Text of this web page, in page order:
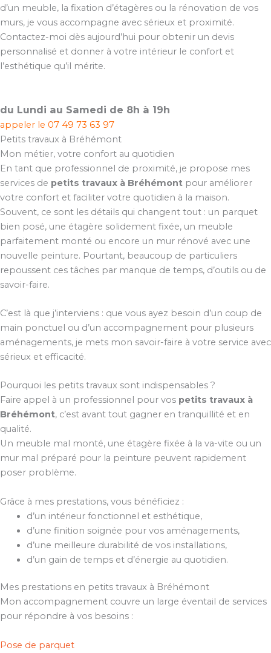
d’un meuble, la fixation d’étagères ou la rénovation de vos
murs, je vous accompagne avec sérieux et proximité.
Contactez-moi dès aujourd’hui pour obtenir un devis
personnalisé et donner à votre intérieur le confort et
l’esthétique qu’il mérite.
du Lundi au Samedi de 8h à 19h
appeler le 07 49 73 63 97
Petits travaux à Bréhémont
Mon métier, votre confort au quotidien
En tant que professionnel de proximité, je propose mes
services de petits travaux à Bréhémont pour améliorer
votre confort et faciliter votre quotidien à la maison.
Souvent, ce sont les détails qui changent tout : un parquet
bien posé, une étagère solidement fixée, un meuble
parfaitement monté ou encore un mur rénové avec une
nouvelle peinture. Pourtant, beaucoup de particuliers
repoussent ces tâches par manque de temps, d’outils ou de
savoir-faire.
C’est là que j’interviens : que vous ayez besoin d’un coup de
main ponctuel ou d’un accompagnement pour plusieurs
aménagements, je mets mon savoir-faire à votre service avec
sérieux et efficacité.
Pourquoi les petits travaux sont indispensables ?
Faire appel à un professionnel pour vos petits travaux à
Bréhémont, c’est avant tout gagner en tranquillité et en
qualité.
Un meuble mal monté, une étagère fixée à la va-vite ou un
mur mal préparé pour la peinture peuvent rapidement
poser problème.
Grâce à mes prestations, vous bénéficiez :
d’un intérieur fonctionnel et esthétique,
d’une finition soignée pour vos aménagements,
d’une meilleure durabilité de vos installations,
d’un gain de temps et d’énergie au quotidien.
Mes prestations en petits travaux à Bréhémont
Mon accompagnement couvre un large éventail de services
pour répondre à vos besoins :
Pose de parquet